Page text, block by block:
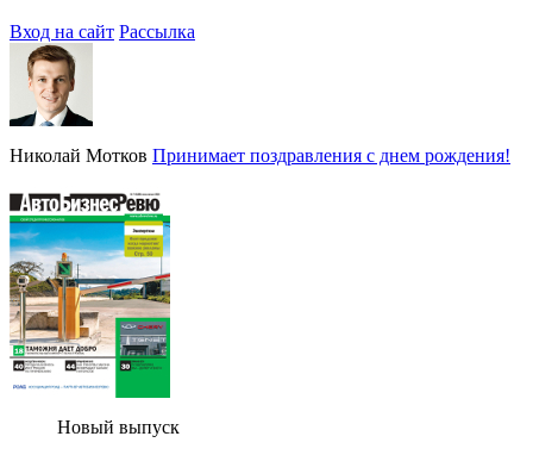
Вход на сайт Рассылка
Николай Мотков Принимает поздравления с днем рождения!
Новый выпуск